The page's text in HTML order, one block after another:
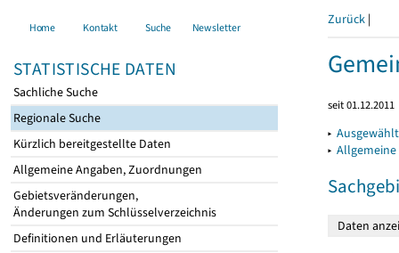
Home Kontakt Suche Newsletter
STATISTISCHE DATEN
Sachliche Suche
Regionale Suche
Kürzlich bereitgestellte Daten
Allgemeine Angaben, Zuordnungen
Gebietsveränderungen,
Änderungen zum Schlüsselverzeichnis
Definitionen und Erläuterungen
Zurück |
seit 01.12.2011
▸
▸